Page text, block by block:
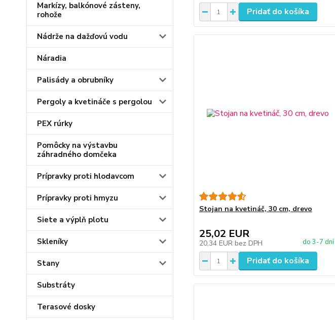
Markízy, balkónové zásteny,
rohože
Nádrže na dažďovú vodu
Náradia
Palisády a obrubníky
Pergoly a kvetináče s pergolou
PEX rúrky
Pomôcky na výstavbu
záhradného domčeka
Prípravky proti hlodavcom
Prípravky proti hmyzu
Siete a výplň plotu
Skleníky
Stany
Substráty
Terasové dosky
Pridať do košíka
Stojan na kvetináč, 30 cm, drevo
25,02 EUR
20,34 EUR bez DPH do 3-7 dní
Pridať do košíka